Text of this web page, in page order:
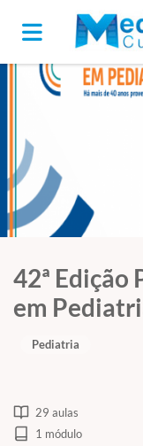
42ª Edição
em
Pediatria
29 aulas
1 módulo